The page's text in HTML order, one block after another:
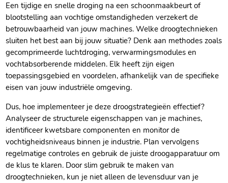
Een tijdige en snelle droging na een schoonmaakbeurt of
blootstelling aan vochtige omstandigheden verzekert de
betrouwbaarheid van jouw machines.​ Welke droogtechnieken
sluiten het best aan bij jouw situatie? Denk aan methodes zoals
gecomprimeerde luchtdroging, verwarmingsmodules en
vochtabsorberende middelen.​ Elk heeft zijn eigen
toepassingsgebied en voordelen, afhankelijk van de specifieke
eisen van jouw industriële omgeving.​
Dus, hoe implementeer je deze droogstrategieën effectief?
Analyseer de structurele eigenschappen van je machines,
identificeer kwetsbare componenten en monitor de
vochtigheidsniveaus binnen je industrie.​ Plan vervolgens
regelmatige controles en gebruik de juiste droogapparatuur om
de klus te klaren.​ Door slim gebruik te maken van
droogtechnieken, kun je niet alleen de levensduur van je